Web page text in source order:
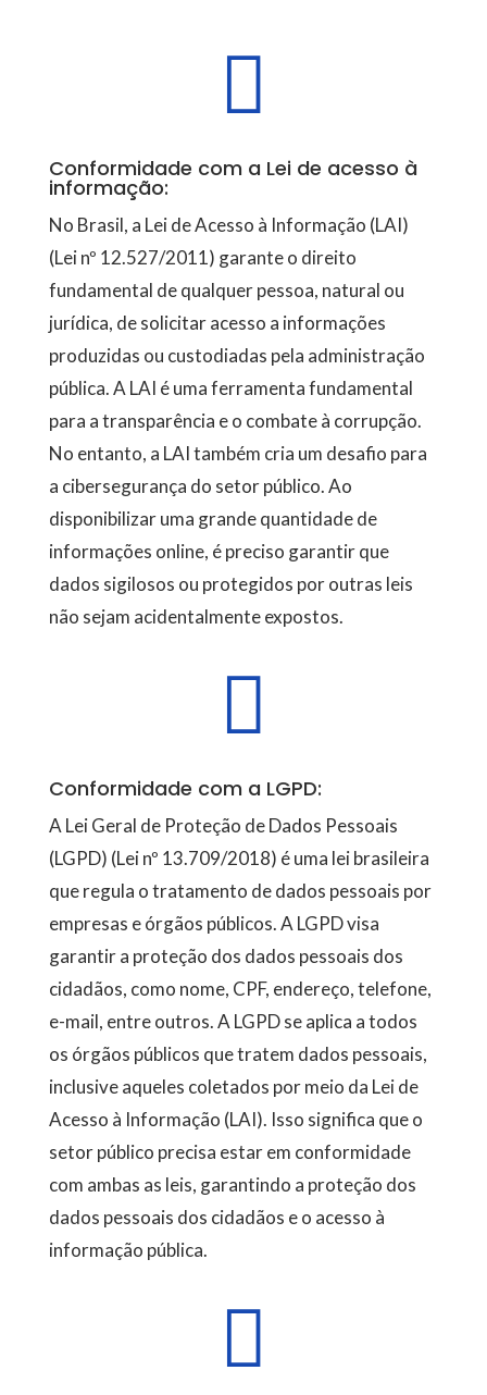

Conformidade com a Lei de acesso à
informação:
No Brasil, a Lei de Acesso à Informação (LAI)
(Lei nº 12.527/2011) garante o direito
fundamental de qualquer pessoa, natural ou
jurídica, de solicitar acesso a informações
produzidas ou custodiadas pela administração
pública. A LAI é uma ferramenta fundamental
para a transparência e o combate à corrupção.
No entanto, a LAI também cria um desafio para
a cibersegurança do setor público. Ao
disponibilizar uma grande quantidade de
informações online, é preciso garantir que
dados sigilosos ou protegidos por outras leis
não sejam acidentalmente expostos.

Conformidade com a LGPD:
A Lei Geral de Proteção de Dados Pessoais
(LGPD) (Lei nº 13.709/2018) é uma lei brasileira
que regula o tratamento de dados pessoais por
empresas e órgãos públicos. A LGPD visa
garantir a proteção dos dados pessoais dos
cidadãos, como nome, CPF, endereço, telefone,
e-mail, entre outros. A LGPD se aplica a todos
os órgãos públicos que tratem dados pessoais,
inclusive aqueles coletados por meio da Lei de
Acesso à Informação (LAI). Isso significa que o
setor público precisa estar em conformidade
com ambas as leis, garantindo a proteção dos
dados pessoais dos cidadãos e o acesso à
informação pública.
